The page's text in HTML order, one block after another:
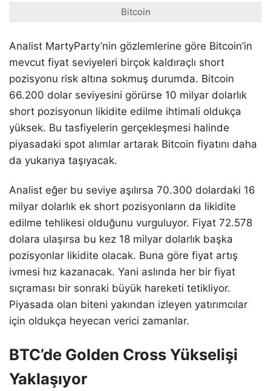
Bitcoin
Analist MartyParty’nin gözlemlerine göre Bitcoin’in
mevcut fiyat seviyeleri birçok kaldıraçlı short
pozisyonu risk altına sokmuş durumda. Bitcoin
66.200 dolar seviyesini görürse 10 milyar dolarlık
short pozisyonun likidite edilme ihtimali oldukça
yüksek. Bu tasfiyelerin gerçekleşmesi halinde
piyasadaki spot alımlar artarak Bitcoin fiyatını daha
da yukarıya taşıyacak.
Analist eğer bu seviye aşılırsa 70.300 dolardaki 16
milyar dolarlık ek short pozisyonların da likidite
edilme tehlikesi olduğunu vurguluyor. Fiyat 72.578
dolara ulaşırsa bu kez 18 milyar dolarlık başka
pozisyonlar likidite olacak. Buna göre fiyat artış
ivmesi hız kazanacak. Yani aslında her bir fiyat
sıçraması bir sonraki büyük hareketi tetikliyor.
Piyasada olan biteni yakından izleyen yatırımcılar
için oldukça heyecan verici zamanlar.
BTC’de Golden Cross Yükselişi
Yaklaşıyor